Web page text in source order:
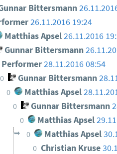
Bittersmann
26.11.2016 19:24
Matthias Apsel26.11.2016
Gunnar Bittersmann
Performer28.11.2016 08:54
0 Gunnar Bittersmann
0 Matthias Apsel
0 Gunnar Bittersmann
0 Matthias Apsel
0 Matthias Apsel
0 Christian Kruse